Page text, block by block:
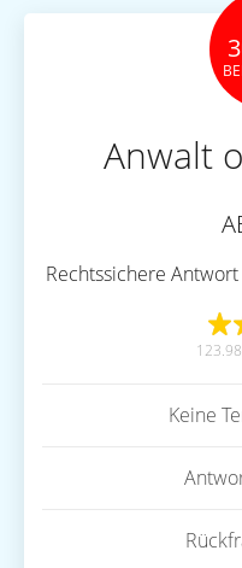
Anwalt
Rechtssichere
Keine